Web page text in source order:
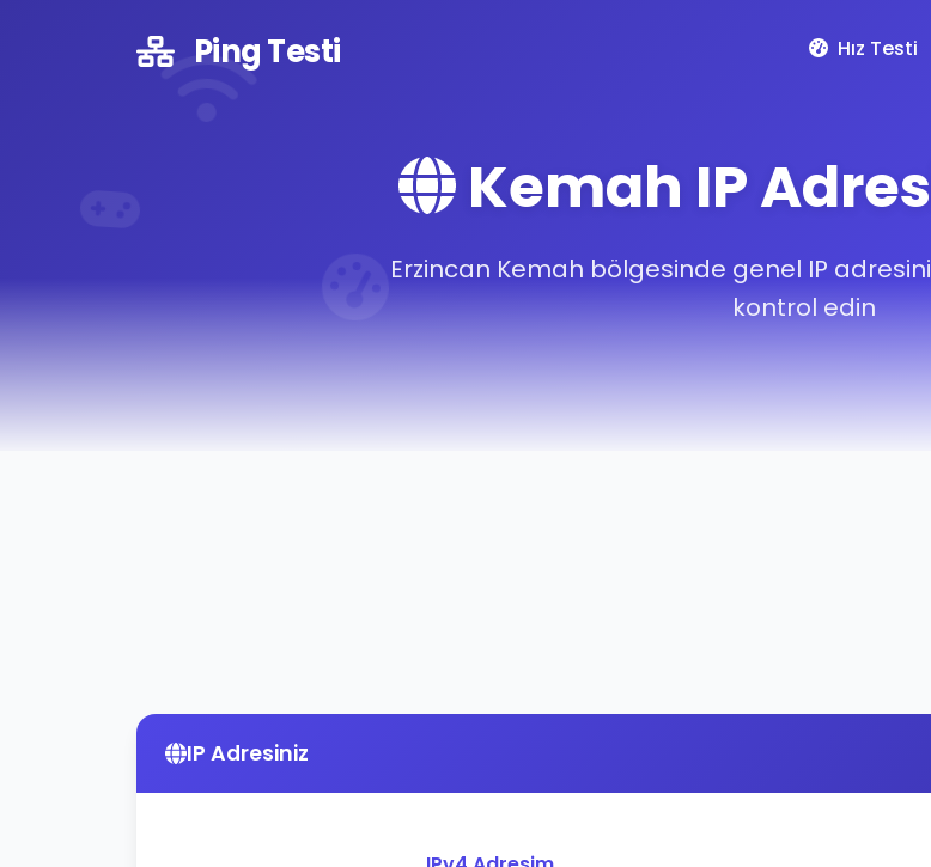
Ping Testi Hız Testi
Kemah IP
Erzincan Kemah bölgesinde genel IP
kontrol edin
IP Adresiniz